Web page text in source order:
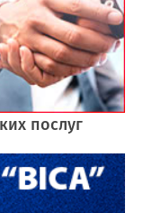
послуг